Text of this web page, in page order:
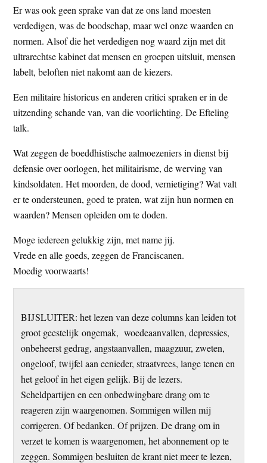
Er was ook geen sprake van dat ze ons land moesten
verdedigen, was de boodschap, maar wel onze waarden en
normen. Alsof die het verdedigen nog waard zijn met dit
ultrarechtse kabinet dat mensen en groepen uitsluit, mensen
labelt, beloften niet nakomt aan de kiezers.
Een militaire historicus en anderen critici spraken er in de
uitzending schande van, van die voorlichting. De Efteling
talk.
Wat zeggen de boeddhistische aalmoezeniers in dienst bij
defensie over oorlogen, het militairisme, de werving van
kindsoldaten. Het moorden, de dood, vernietiging? Wat valt
er te ondersteunen, goed te praten, wat zijn hun normen en
waarden? Mensen opleiden om te doden.
Moge iedereen gelukkig zijn, met name jij.
Vrede en alle goeds, zeggen de Franciscanen.
Moedig voorwaarts!
BIJSLUITER: het lezen van deze columns kan leiden tot
groot geestelijk ongemak, woedeaanvallen, depressies,
onbeheerst gedrag, angstaanvallen, maagzuur, zweten,
ongeloof, twijfel aan eenieder, straatvrees, lange tenen en
het geloof in het eigen gelijk. Bij de lezers.
Scheldpartijen en een onbedwingbare drang om te
reageren zijn waargenomen. Sommigen willen mij
corrigeren. Of bedanken. Of prijzen. De drang om in
verzet te komen is waargenomen, het abonnement op te
zeggen. Sommigen besluiten de krant niet meer te lezen,